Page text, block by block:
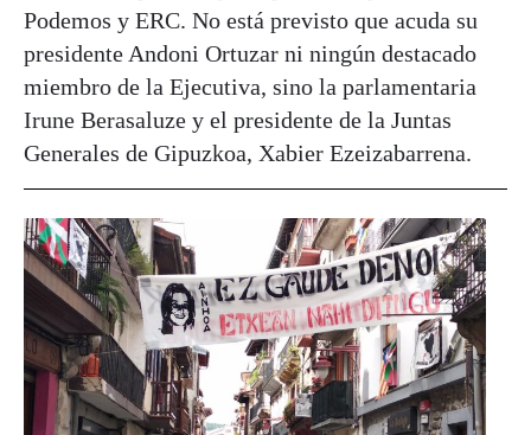
Podemos y ERC. No está previsto que acuda su
presidente Andoni Ortuzar ni ningún destacado
miembro de la Ejecutiva, sino la parlamentaria
Irune Berasaluze y el presidente de la Juntas
Generales de Gipuzkoa, Xabier Ezeizabarrena.